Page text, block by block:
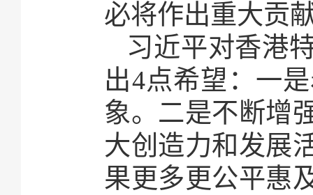
必将作出重大贡
习近平对香港
出4点希望：一
象。二是不断增
大创造力和发展
果更多更公平惠